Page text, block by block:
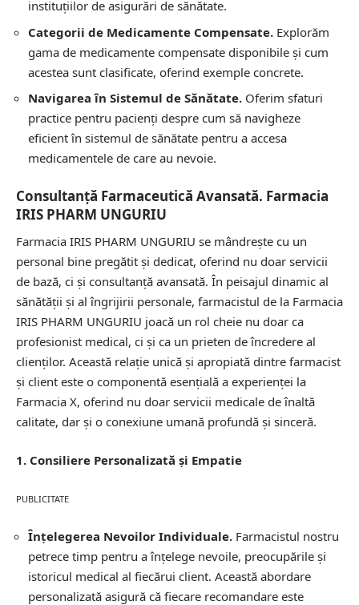
instituțiilor de asigurări de sănătate.
Categorii de Medicamente Compensate. Explorăm
gama de medicamente compensate disponibile și cum
acestea sunt clasificate, oferind exemple concrete.
Navigarea în Sistemul de Sănătate. Oferim sfaturi
practice pentru pacienți despre cum să navigheze
eficient în sistemul de sănătate pentru a accesa
medicamentele de care au nevoie.
Consultanță Farmaceutică Avansată. Farmacia
IRIS PHARM UNGURIU
Farmacia IRIS PHARM UNGURIU se mândrește cu un
personal bine pregătit și dedicat, oferind nu doar servicii
de bază, ci și consultanță avansată. În peisajul dinamic al
sănătății și al îngrijirii personale, farmacistul de la Farmacia
IRIS PHARM UNGURIU joacă un rol cheie nu doar ca
profesionist medical, ci și ca un prieten de încredere al
clienților. Această relație unică și apropiată dintre farmacist
și client este o componentă esențială a experienței la
Farmacia X, oferind nu doar servicii medicale de înaltă
calitate, dar și o conexiune umană profundă și sinceră.
1. Consiliere Personalizată și Empatie
PUBLICITATE
Înțelegerea Nevoilor Individuale. Farmacistul nostru
petrece timp pentru a înțelege nevoile, preocupările și
istoricul medical al fiecărui client. Această abordare
personalizată asigură că fiecare recomandare este